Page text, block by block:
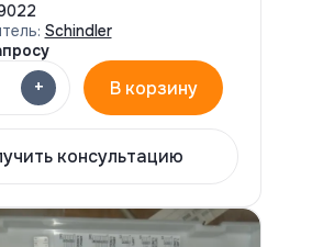
Schindler
+ В корзину
консультацию